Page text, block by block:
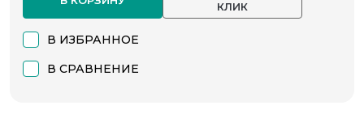
КЛИК
В ИЗБРАННОЕ
В СРАВНЕНИЕ